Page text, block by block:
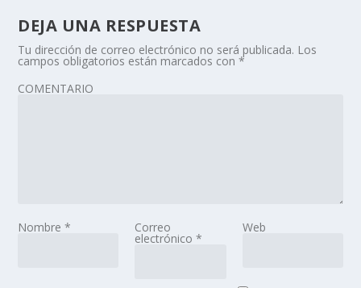
DEJA UNA RESPUESTA
Tu dirección de correo electrónico no será publicada. Los
campos obligatorios están marcados con*
COMENTARIO
Nombre* Correo
electrónico *
Web